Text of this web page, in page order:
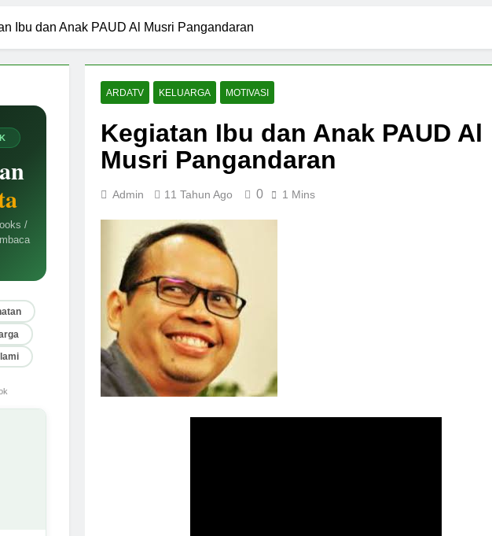
Ibu dan Anak PAUD Al Musri Pangandaran
/
ARDATV KELUARGA MOTIVASI
Kegiatan Ibu dan Anak PAUD Al
Musri Pangandaran
Admin 11 Tahun Ago 0 1 Mins